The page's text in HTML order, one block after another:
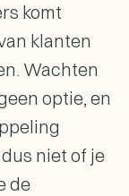
komt
klanten
Wachten
optie, en
niet of je
de